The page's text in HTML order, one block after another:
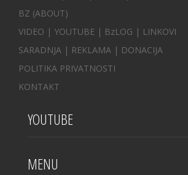
BZ (ABOUT)
VIDEO | YOUTUBE | BzLOG | LINKOVI
SARADNJA | REKLAMA | DONACIJA
POLITIKA PRIVATNOSTI
KONTAKT
YOUTUBE
MENU